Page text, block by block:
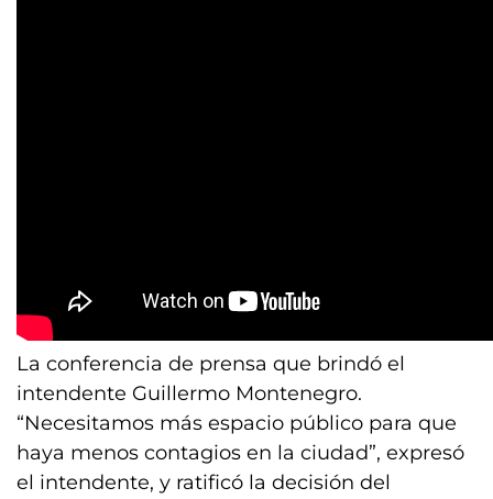
La conferencia de prensa que brindó el
intendente Guillermo Montenegro.
“Necesitamos más espacio público para que
haya menos contagios en la ciudad”, expresó
el intendente, y ratificó la decisión del